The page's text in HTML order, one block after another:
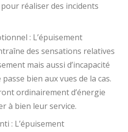
pour réaliser des incidents
: L’épuisement
des sensations relatives
mais aussi d’incapacité
bien aux vues de la cas.
ordinairement d’énergie
à bien leur service.
: L’épuisement